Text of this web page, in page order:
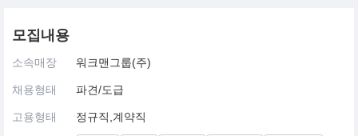
모집내용
소속매장 워크맨그룹(주)
채용형태 파견/도급
고용형태 정규직,계약직